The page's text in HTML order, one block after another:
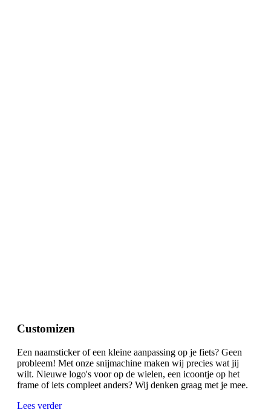
Customizen
Een naamsticker of een kleine aanpassing op je fiets? Geen
probleem! Met onze snijmachine maken wij precies wat jij
wilt. Nieuwe logo's voor op de wielen, een icoontje op het
frame of iets compleet anders? Wij denken graag met je mee.
Lees verder